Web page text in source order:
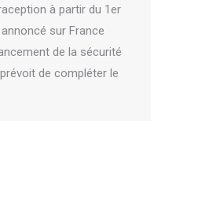
à partir du 1er
sur France
de la sécurité
de compléter le